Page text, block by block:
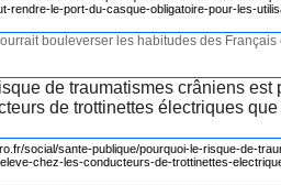
bouleverser les habitudes des Français
de traumatismes crâniens est
de trottinettes électriques